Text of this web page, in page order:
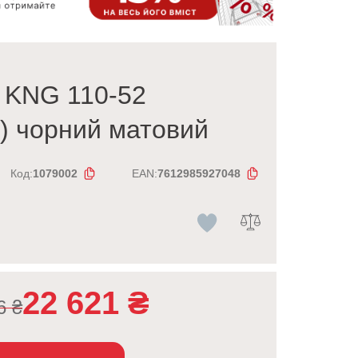
110-52
чорний матовий
Код:1079002 EAN:7612985927048
₴22 621 ₴